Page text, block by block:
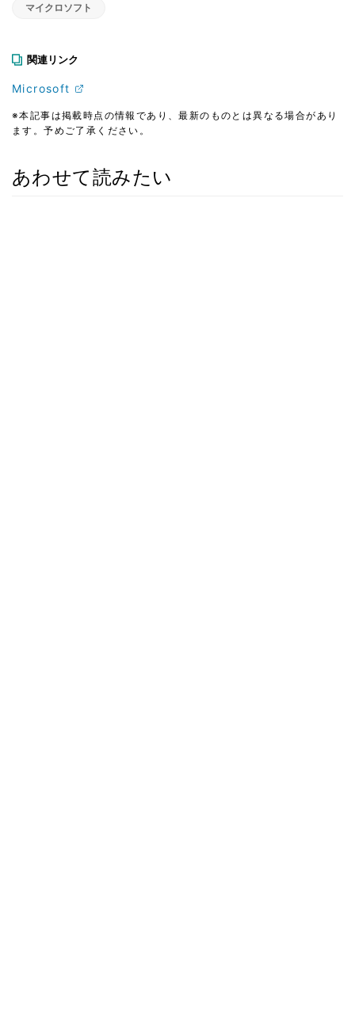
マイクロソフト
関連リンク
Microsoft
※本記事は掲載時点の情報であり、最新のものとは異なる場合があり
ます。予めご了承ください。
あわせて読みたい